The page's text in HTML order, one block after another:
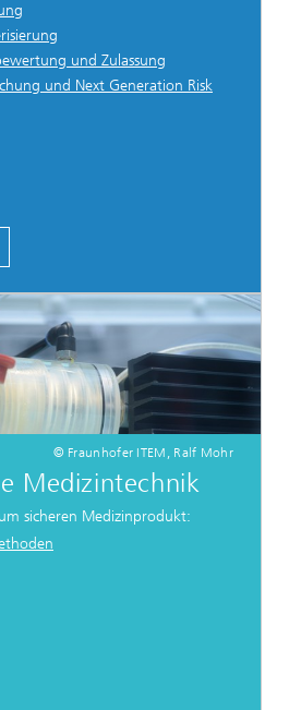
und Zulassung
und Next Generation Risk
© Fraunhofer ITEM, Ralf Mohr
Medizintechnik
sicheren Medizinprodukt: